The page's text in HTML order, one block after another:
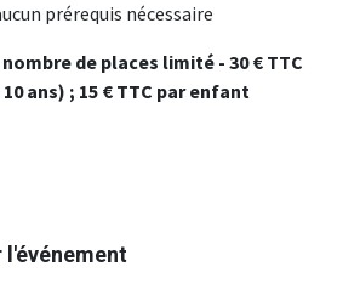
prérequis nécessaire
de places limité - 30 € TTC
ans) ; 15 € TTC par enfant